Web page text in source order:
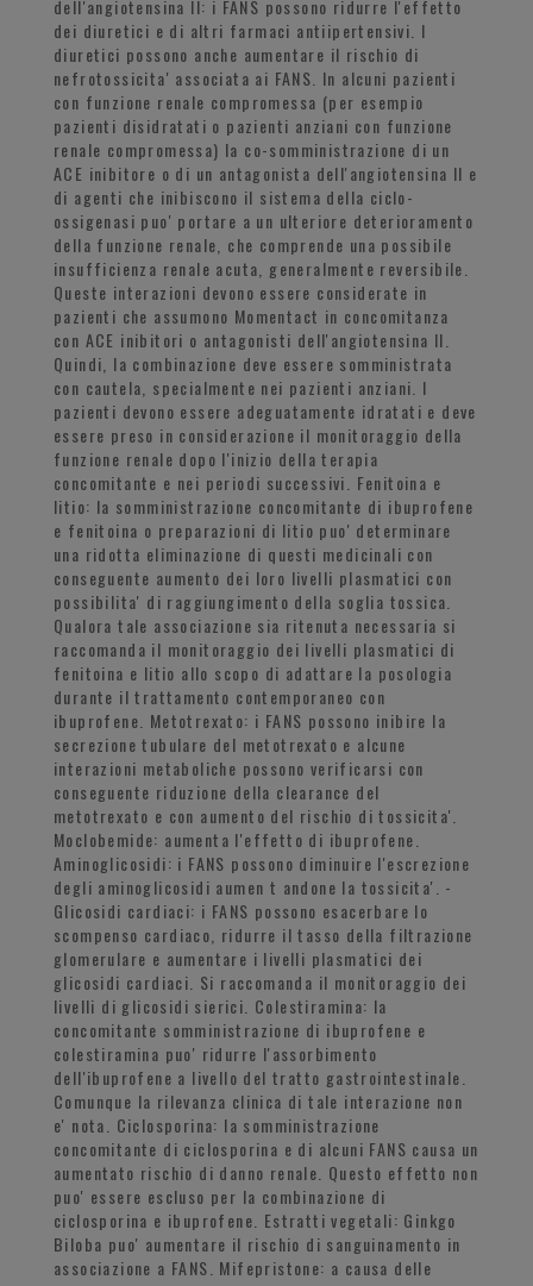
dell'angiotensina II: i FANS possono ridurre l'effetto
dei diuretici e di altri farmaci antiipertensivi. I
diuretici possono anche aumentare il rischio di
nefrotossicita' associata ai FANS. In alcuni pazienti
con funzione renale compromessa (per esempio
pazienti disidratati o pazienti anziani con funzione
renale compromessa) la co-somministrazione di un
ACE inibitore o di un antagonista dell'angiotensina II e
di agenti che inibiscono il sistema della ciclo-
ossigenasi puo' portare a un ulteriore deterioramento
della funzione renale, che comprende una possibile
insufficienza renale acuta, generalmente reversibile.
Queste interazioni devono essere considerate in
pazienti che assumono Momentact in concomitanza
con ACE inibitori o antagonisti dell'angiotensina II.
Quindi, la combinazione deve essere somministrata
con cautela, specialmente nei pazienti anziani. I
pazienti devono essere adeguatamente idratati e deve
essere preso in considerazione il monitoraggio della
funzione renale dopo l'inizio della terapia
concomitante e nei periodi successivi. Fenitoina e
litio: la somministrazione concomitante di ibuprofene
e fenitoina o preparazioni di litio puo' determinare
una ridotta eliminazione di questi medicinali con
conseguente aumento dei loro livelli plasmatici con
possibilita' di raggiungimento della soglia tossica.
Qualora tale associazione sia ritenuta necessaria si
raccomanda il monitoraggio dei livelli plasmatici di
fenitoina e litio allo scopo di adattare la posologia
durante il trattamento contemporaneo con
ibuprofene. Metotrexato: i FANS possono inibire la
secrezione tubulare del metotrexato e alcune
interazioni metaboliche possono verificarsi con
conseguente riduzione della clearance del
metotrexato e con aumento del rischio di tossicita'.
Moclobemide: aumenta l'effetto di ibuprofene.
Aminoglicosidi: i FANS possono diminuire l'escrezione
degli aminoglicosidi aumen t andone la tossicita'. -
Glicosidi cardiaci: i FANS possono esacerbare lo
scompenso cardiaco, ridurre il tasso della filtrazione
glomerulare e aumentare i livelli plasmatici dei
glicosidi cardiaci. Si raccomanda il monitoraggio dei
livelli di glicosidi sierici. Colestiramina: la
concomitante somministrazione di ibuprofene e
colestiramina puo' ridurre l'assorbimento
dell'ibuprofene a livello del tratto gastrointestinale.
Comunque la rilevanza clinica di tale interazione non
e' nota. Ciclosporina: la somministrazione
concomitante di ciclosporina e di alcuni FANS causa un
aumentato rischio di danno renale. Questo effetto non
puo' essere escluso per la combinazione di
ciclosporina e ibuprofene. Estratti vegetali: Ginkgo
Biloba puo' aumentare il rischio di sanguinamento in
associazione a FANS. Mifepristone: a causa delle